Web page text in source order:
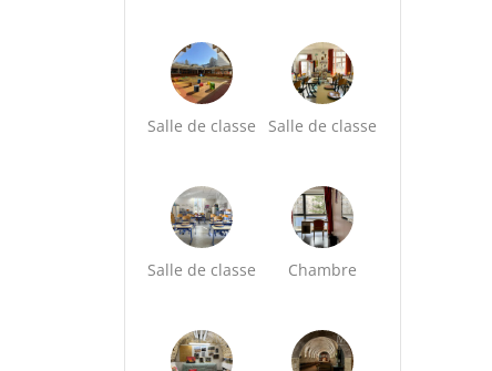
Salle de classe Salle de classe
Salle de classe Chambre